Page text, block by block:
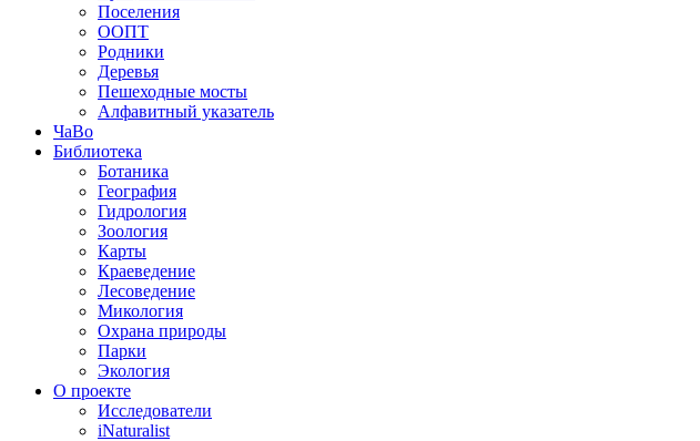
Поселения
ООПТ
Родники
Деревья
Пешеходные мосты
Алфавитный указатель
ЧаВо
Библиотека
Ботаника
География
Гидрология
Зоология
Карты
Краеведение
Лесоведение
Микология
Охрана природы
Парки
Экология
О проекте
Исследователи
iNaturalist